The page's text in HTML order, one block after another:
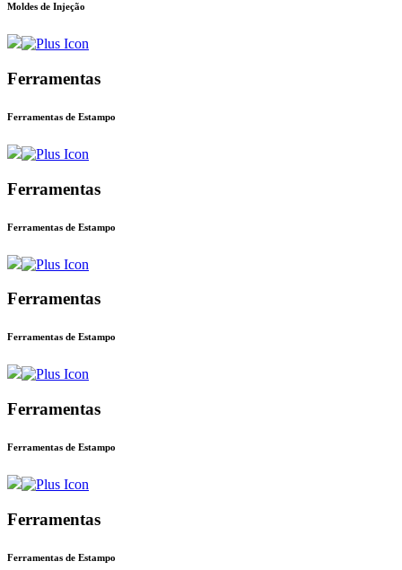
Moldes de Injeção
Ferramentas
Ferramentas de Estampo
Ferramentas
Ferramentas de Estampo
Ferramentas
Ferramentas de Estampo
Ferramentas
Ferramentas de Estampo
Ferramentas
Ferramentas de Estampo